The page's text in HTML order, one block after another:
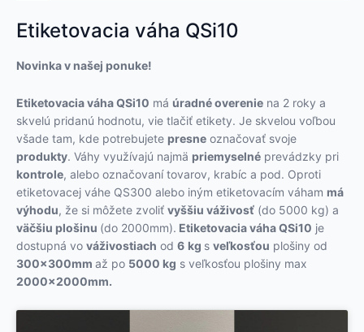
Etiketovacia váha QSi10
Novinka v našej ponuke!
Etiketovacia váha QSi10 má úradné overenie na 2 roky a
skvelú pridanú hodnotu, vie tlačiť etikety. Je skvelou voľbou
všade tam, kde potrebujete presne označovať svoje
produkty. Váhy využívajú najmä priemyselné prevádzky pri
kontrole, alebo označovaní tovarov, krabíc a pod. Oproti
etiketovacej váhe QS300 alebo iným etiketovacím váham má
výhodu, že si môžete zvoliť vyššiu váživosť (do 5000 kg) a
väčšiu plošinu (do 2000mm). Etiketovacia váha QSi10 je
dostupná vo váživostiach od 6 kg s veľkosťou plošiny od
300x300mm až po 5000 kg s veľkosťou plošiny max
2000x2000mm.